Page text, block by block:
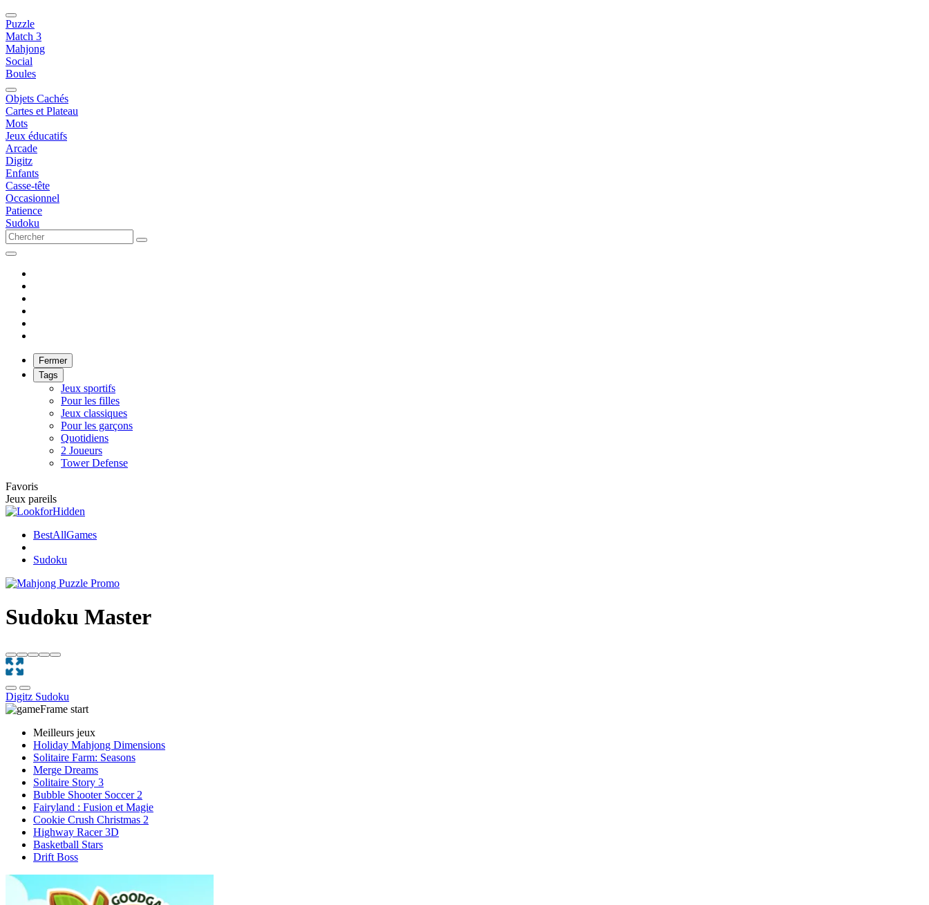
Puzzle
Match 3
Mahjong
Social
Boules
Objets Cachés
Cartes et Plateau
Mots
Jeux éducatifs
Arcade
Digitz
Enfants
Casse-tête
Occasionnel
Patience
Sudoku
Fermer
Tags
Jeux sportifs
Pour les filles
Jeux classiques
Pour les garçons
Quotidiens
2 Joueurs
Tower Defense
Favoris
Jeux pareils
BestAllGames
Sudoku
Sudoku Master
Digitz Sudoku
Meilleurs jeux
Holiday Mahjong Dimensions
Solitaire Farm: Seasons
Merge Dreams
Solitaire Story 3
Bubble Shooter Soccer 2
Fairyland : Fusion et Magie
Cookie Crush Christmas 2
Highway Racer 3D
Basketball Stars
Drift Boss